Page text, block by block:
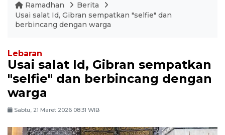
Ramadhan
Berita
Usai salat Id, Gibran sempatkan "selfie" dan
berbincang dengan warga
Lebaran
Usai salat Id, Gibran sempatkan
"selfie" dan berbincang dengan
warga
Sabtu, 21 Maret 2026 08:31 WIB